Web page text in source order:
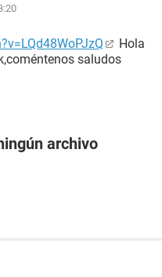
Hola
saludos
archivo